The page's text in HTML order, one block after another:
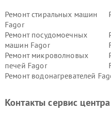
Ремонт стиральных машин
Fagor
Ремонт посудомоечных
машин Fagor
Ремонт микроволновых
печей Fagor
Ремонт водонагревателей
Контакты сервис центра